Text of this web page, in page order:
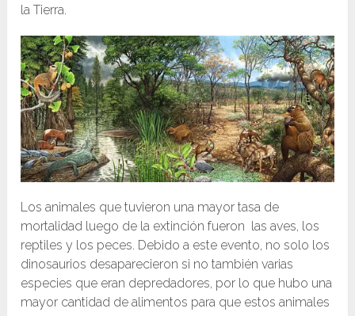
la Tierra.
Los animales que tuvieron una mayor tasa de
mortalidad luego de la extinción fueron las aves, los
reptiles y los peces. Debido a este evento, no solo los
dinosaurios desaparecieron si no también varias
especies que eran depredadores, por lo que hubo una
mayor cantidad de alimentos para que estos animales